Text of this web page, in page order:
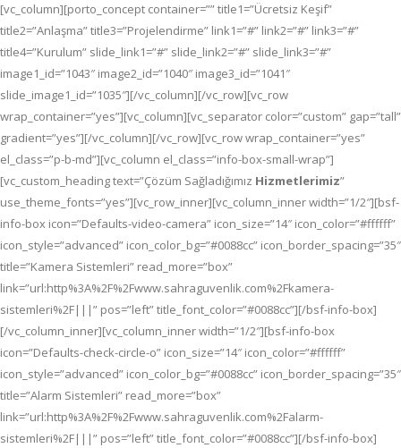
[vc_column][porto_concept container=”” title1=”Ücretsiz Keşif”
title2=”Anlaşma” title3=”Projelendirme” link1=”#” link2=”#” link3=”#”
title4=”Kurulum” slide_link1=”#” slide_link2=”#” slide_link3=”#”
image1_id=”1043″ image2_id=”1040″ image3_id=”1041″
slide_image1_id=”1035″][/vc_column][/vc_row][vc_row
wrap_container=”yes”][vc_column][vc_separator color=”custom” gap=”tall”
gradient=”yes”][/vc_column][/vc_row][vc_row wrap_container=”yes”
el_class=”p-b-md”][vc_column el_class=”info-box-small-wrap”]
[vc_custom_heading text=”Çözüm Sağladığımız Hizmetlerimiz”
use_theme_fonts=”yes”][vc_row_inner][vc_column_inner width=”1/2″][bsf-
info-box icon=”Defaults-video-camera” icon_size=”14″ icon_color=”#ffffff”
icon_style=”advanced” icon_color_bg=”#0088cc” icon_border_spacing=”35″
title=”Kamera Sistemleri” read_more=”box”
link=”url:http%3A%2F%2Fwww.sahraguvenlik.com%2Fkamera-
sistemleri%2F|||” pos=”left” title_font_color=”#0088cc”][/bsf-info-box]
[/vc_column_inner][vc_column_inner width=”1/2″][bsf-info-box
icon=”Defaults-check-circle-o” icon_size=”14″ icon_color=”#ffffff”
icon_style=”advanced” icon_color_bg=”#0088cc” icon_border_spacing=”35″
title=”Alarm Sistemleri” read_more=”box”
link=”url:http%3A%2F%2Fwww.sahraguvenlik.com%2Falarm-
sistemleri%2F|||” pos=”left” title_font_color=”#0088cc”][/bsf-info-box]